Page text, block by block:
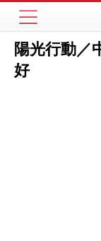
陽光行動／
好